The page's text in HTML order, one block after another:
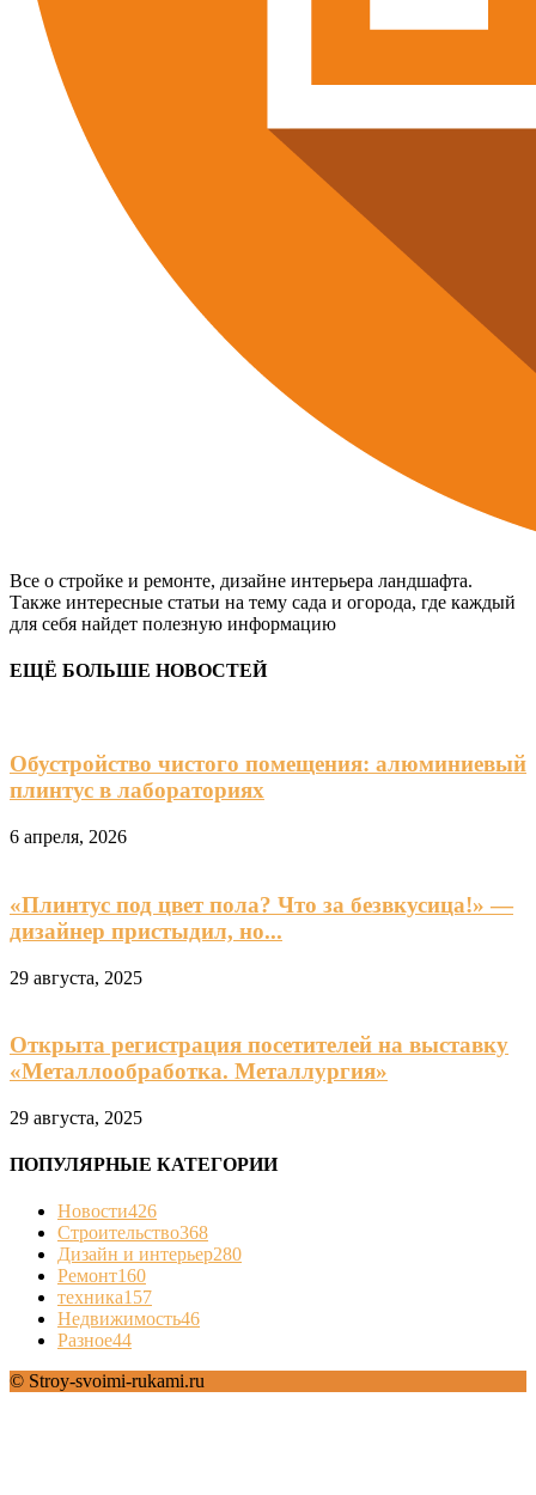
Все о стройке и ремонте, дизайне интерьера ландшафта.
Также интересные статьи на тему сада и огорода, где каждый
для себя найдет полезную информацию
ЕЩЁ БОЛЬШЕ НОВОСТЕЙ
Обустройство чистого помещения: алюминиевый
плинтус в лабораториях
6 апреля, 2026
«Плинтус под цвет пола? Что за безвкусица!» —
дизайнер пристыдил, но...
29 августа, 2025
Открыта регистрация посетителей на выставку
«Металлообработка. Металлургия»
29 августа, 2025
ПОПУЛЯРНЫЕ КАТЕГОРИИ
Новости426
Строительство368
Дизайн и интерьер280
Ремонт160
техника157
Недвижимость46
Разное44
© Stroy-svoimi-rukami.ru